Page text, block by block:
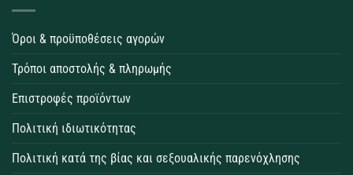
Όροι & προϋποθέσεις αγορών
Τρόποι αποστολής & πληρωμής
Επιστροφές προϊόντων
Πολιτική ιδιωτικότητας
Πολιτική κατά της βίας και σεξουαλικής παρενόχλησης